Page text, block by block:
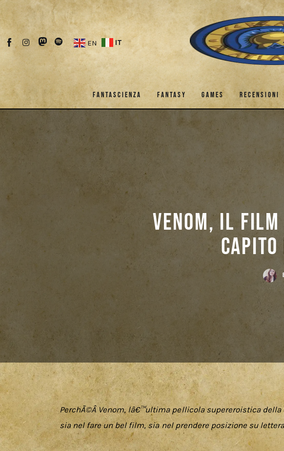
EN IT
FANTASCIENZA FANTASY GAMES RECENSIONI
Fantascienza
Fantasy
Recensioni
Libri e fumetti
Download
Venom, il
capito
PerchÃ©Â Venom, lâ€™ultima pellicola supereroistica
sia nel fare un bel film, sia nel prendere posizione su